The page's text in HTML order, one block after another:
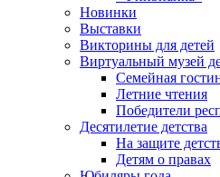
Новинки
Выставки
Викторины для детей
Виртуальный музей
Семейная
Летние чтения
Победители
Десятилетие детства
На защите
Детям о правах